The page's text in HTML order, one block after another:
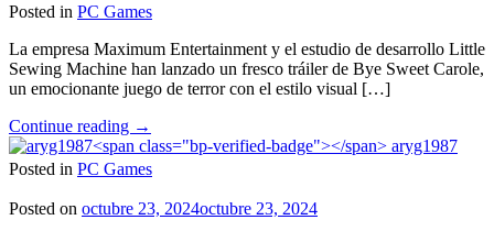
Posted in PC Games
La empresa Maximum Entertainment y el estudio de desarrollo Little
Sewing Machine han lanzado un fresco tráiler de Bye Sweet Carole,
un emocionante juego de terror con el estilo visual […]
Continue reading "Bye
Sweet
Carole
videojuego
→
aryg1987
Posted in PC Games
Posted on octubre 23, 2024octubre 23, 2024